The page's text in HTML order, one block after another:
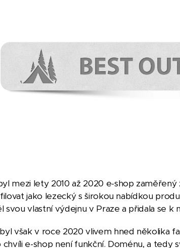
mezi lety 2010 až 2020 e-shop
jako lezecký s širokou nabídkou
svou vlastní výdejnu v Praze a přidala se k
však v roce 2020 vlivem hned několika
e-shop není funkční. Doménu, a tedy